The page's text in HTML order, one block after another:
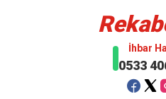
İhbar
0533